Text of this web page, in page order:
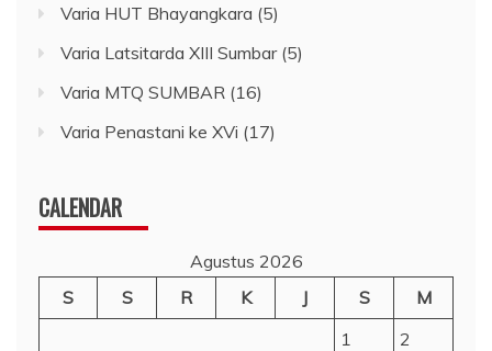
Varia HUT Bhayangkara (5)
Varia Latsitarda XIII Sumbar(5)
Varia MTQ SUMBAR (16)
Varia Penastani ke XVi (17)
CALENDAR
Agustus 2026
S
S R K J S
M
1
2